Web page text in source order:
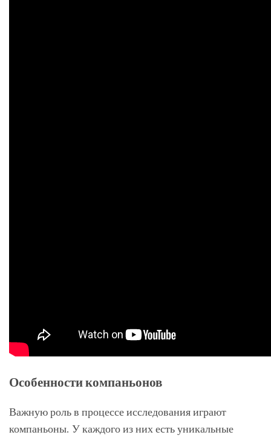
Особенности компаньонов
Важную роль в процессе исследования играют
компаньоны. У каждого из них есть уникальные